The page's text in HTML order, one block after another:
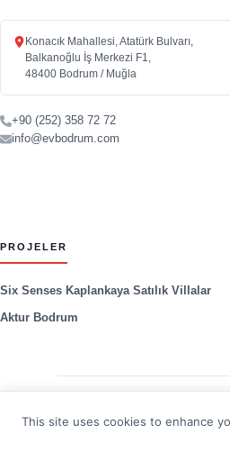
Konacık Mahallesi, Atatürk Bulvarı,
Balkanoğlu İş Merkezi F1,
48400 Bodrum / Muğla
+90 (252) 358 72 72
info@evbodrum.com
PROJELER
Six Senses Kaplankaya Satılık Villalar
Aktur Bodrum
This site uses cookies to enhance